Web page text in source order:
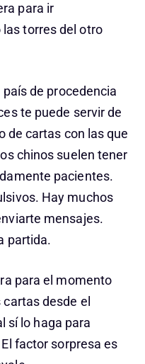
para ir
torres del otro
de procedencia
te puede servir de
de cartas con las que
chinos suelen tener
pacientes.
Hay muchos
mensajes.
partida.
para el momento
desde el
sí lo haga para
factor sorpresa es